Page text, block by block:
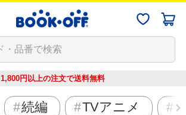
1,800円以上の注文で送料無料
続編 TVアニメ